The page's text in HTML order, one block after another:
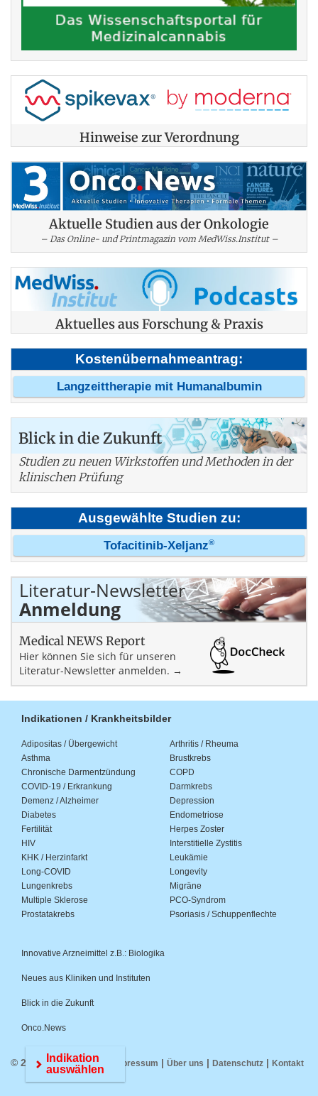
Hinweise zur Verordnung
Aktuelle Studien aus der Onkologie
– Das Online- und Printmagazin vom MedWiss.Institut –
Aktuelles aus Forschung & Praxis
Kostenübernahmeantrag:
Langzeittherapie mit Humanalbumin
Blick in die Zukunft
Studien zu neuen Wirkstoffen und Methoden in der
klinischen Prüfung
Ausgewählte Studien zu:
Tofacitinib-Xeljanz®
Literatur-Newsletter
Anmeldung
Medical NEWS Report
Hier können Sie sich für unseren
Literatur-Newsletter anmelden. →
Indikationen / Krankheitsbilder
Adipositas / Übergewicht
Arthritis / Rheuma
Asthma
Brustkrebs
Chronische Darmentzündung
COPD
COVID-19 / Erkrankung
Darmkrebs
Demenz / Alzheimer
Depression
Diabetes
Endometriose
Fertilität
Herpes Zoster
HIV
Interstitielle Zystitis
KHK / Herzinfarkt
Leukämie
Long-COVID
Longevity
Lungenkrebs
Migräne
Multiple Sklerose
PCO-Syndrom
Prostatakrebs
Psoriasis / Schuppenflechte
Innovative Arzneimittel z.B.: Biologika
Neues aus Kliniken und Instituten
Blick in die Zukunft
Onco.News
© 2026 Medwiss.de | Impressum | Über uns | Datenschutz | Kontakt
Indikation
auswählen